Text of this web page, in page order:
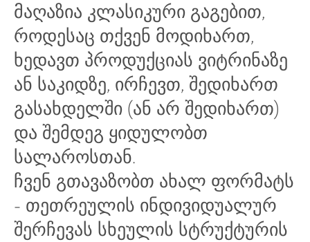
მაღაზია კლასიკური გაგებით,
როდესაც თქვენ მოდიხართ,
ხედავთ პროდუქციას ვიტრინაზე
ან საკიდზე, ირჩევთ, შედიხართ
გასახდელში (ან არ შედიხართ)
და შემდეგ ყიდულობთ
სალაროსთან.
ჩვენ გთავაზობთ ახალ ფორმატს
- თეთრეულის ინდივიდუალურ
შერჩევას სხეულის სტრუქტურის